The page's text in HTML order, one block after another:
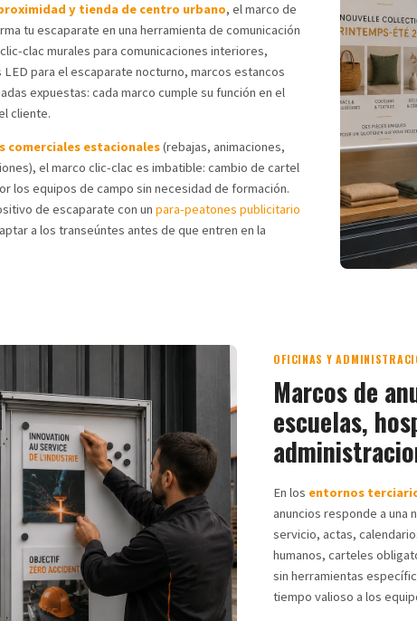
y tienda de centro urbano, el marco de
tu escaparate en una herramienta de comunicación
clac murales para comunicaciones interiores,
LED para el escaparate nocturno, marcos estancos
expuestas: cada marco cumple su función en el
cliente.
comerciales estacionales(rebajas, animaciones,
el marco clic-clac es imbatible: cambio de cartel
los equipos de campo sin necesidad de formación.
de escaparate con un para-peatones publicitario
a los transeúntes antes de que entren en la
OFICINAS Y
Marcos de
escuelas,
En los entornos
anuncios responde a una
servicio, actas,
humanos, carteles
sin herramientas
tiempo valioso a los